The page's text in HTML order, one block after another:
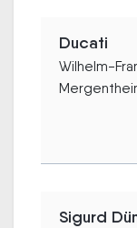
Ducati
Wilhelm-
Sigurd